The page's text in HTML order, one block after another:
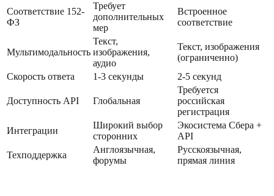
Соответствие 152-
ФЗ
Требует
дополнительных
мер
Встроенное
соответствие
Мультимодальность
Текст,
изображения,
аудио
Текст, изображения
(ограниченно)
Скорость ответа
1-3 секунды 2-5 секунд
Доступность API Глобальная
Требуется
российская
регистрация
Интеграции
Широкий выбор
сторонних
Экосистема Сбера +
API
Техподдержка
Англоязычная,
форумы
Русскоязычная,
прямая линия